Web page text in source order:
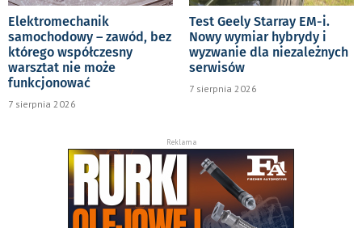
Elektromechanik
samochodowy – zawód, bez
którego współczesny
warsztat nie może
funkcjonować
7 sierpnia 2026
Test Geely Starray EM-i.
Nowy wymiar hybrydy i
wyzwanie dla niezależnych
serwisów
7 sierpnia 2026
Reklama